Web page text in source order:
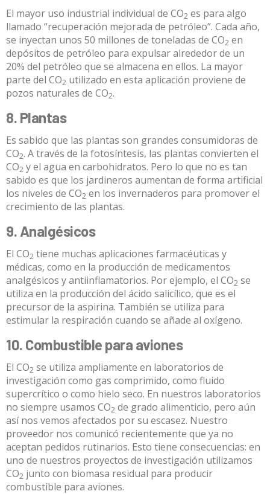
El mayor uso industrial individual de CO2 es para algo
llamado “recuperación mejorada de petróleo”. Cada año,
se inyectan unos 50 millones de toneladas de CO2 en
depósitos de petróleo para expulsar alrededor de un
20% del petróleo que se almacena en ellos. La mayor
parte del CO2 utilizado en esta aplicación proviene de
pozos naturales de CO2.
8. Plantas
Es sabido que las plantas son grandes consumidoras de
CO2. A través de la fotosíntesis, las plantas convierten el
CO2 y el agua en carbohidratos. Pero lo que no es tan
sabido es que los jardineros aumentan de forma artificial
los niveles de CO2 en los invernaderos para promover el
crecimiento de las plantas.
9. Analgésicos
El CO2 tiene muchas aplicaciones farmacéuticas y
médicas, como en la producción de medicamentos
analgésicos y antiinflamatorios. Por ejemplo, el CO2 se
utiliza en la producción del ácido salicílico, que es el
precursor de la aspirina. También se utiliza para
estimular la respiración cuando se añade al oxígeno.
10. Combustible para aviones
El CO2 se utiliza ampliamente en laboratorios de
investigación como gas comprimido, como fluido
supercrítico o como hielo seco. En nuestros laboratorios
no siempre usamos CO2 de grado alimenticio, pero aún
así nos vemos afectados por su escasez. Nuestro
proveedor nos comunicó recientemente que ya no
aceptan pedidos rutinarios. Esto tiene consecuencias: en
uno de nuestros proyectos de investigación utilizamos
CO2 junto con biomasa residual para producir
combustible para aviones.